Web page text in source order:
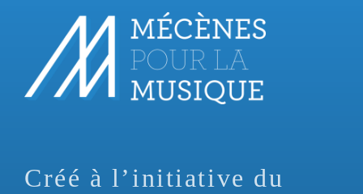
principal
Créé à l’initiative du